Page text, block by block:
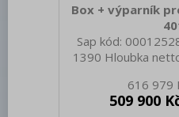
Box + výparník
Sap kód:
1390 Hloubka
461.00 Šířka brutto
brutto [mm]: 2310
616 979
509 900